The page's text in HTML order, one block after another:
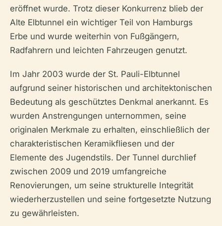
eröffnet wurde. Trotz dieser Konkurrenz blieb der
Alte Elbtunnel ein wichtiger Teil von Hamburgs
Erbe und wurde weiterhin von Fußgängern,
Radfahrern und leichten Fahrzeugen genutzt.
Im Jahr 2003 wurde der St. Pauli-Elbtunnel
aufgrund seiner historischen und architektonischen
Bedeutung als geschütztes Denkmal anerkannt. Es
wurden Anstrengungen unternommen, seine
originalen Merkmale zu erhalten, einschließlich der
charakteristischen Keramikfliesen und der
Elemente des Jugendstils. Der Tunnel durchlief
zwischen 2009 und 2019 umfangreiche
Renovierungen, um seine strukturelle Integrität
wiederherzustellen und seine fortgesetzte Nutzung
zu gewährleisten.